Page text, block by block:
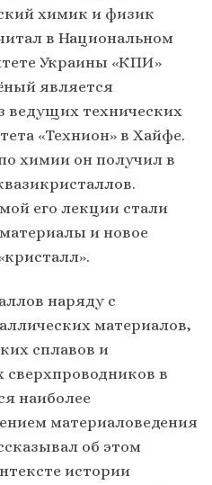
химик и физик
в Национальном
Украины «КПИ»
является
ведущих технических
«Технион» в Хайфе.
химии он получил в
его лекции стали
и новое
наряду с
материалов,
сплавов и
в
наиболее
материаловедения
об этом
истории